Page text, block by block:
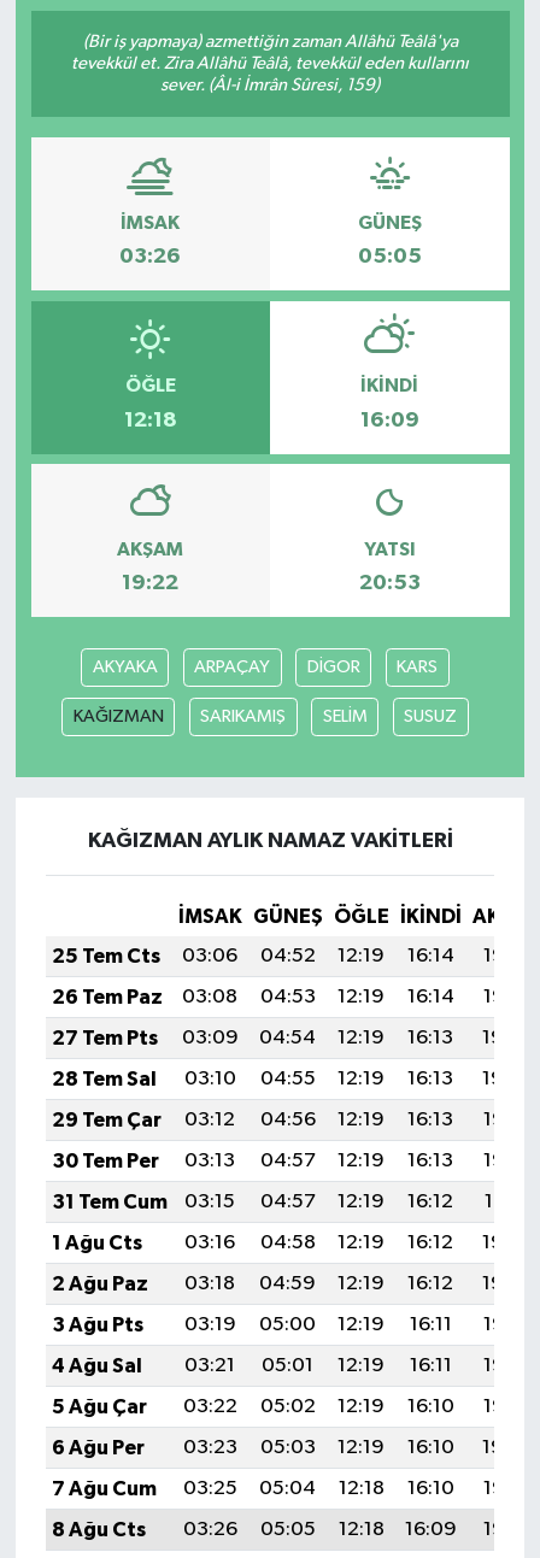
(Bir iş yapmaya) azmettiğin zaman Allâhü Teâlâ'ya
tevekkül et. Zira Allâhü Teâlâ, tevekkül eden kullarını
sever. (Âl-i İmrân Sûresi, 159)
İMSAK
03:26
GÜNEŞ
05:05
ÖĞLE
12:18
İKINDI
16:09
AKŞAM
19:22
YATSI
20:53
AKYAKA ARPAÇAY DİGOR KARS
KAĞIZMAN SARIKAMIŞ SELİM SUSUZ
KAĞIZMAN AYLIK NAMAZ VAKITLERI
İMSAK GÜNEŞ ÖĞLE İKINDI
25 Tem Cts
03:06 04:52 12:19 16:14
19:36
26 Tem Paz
03:08 04:53 12:19 16:14
19:35
27 Tem Pts
03:09 04:54 12:19 16:13
19:34
28 Tem Sal
03:10 04:55 12:19 16:13
19:34
29 Tem Çar
03:12 04:56 12:19 16:13
19:33
30 Tem Per
03:13 04:57 12:19 16:13
19:32
31 Tem Cum
03:15 04:57 12:19 16:12
19:31
1 Ağu Cts
03:16 04:58 12:19 16:12
19:30
2 Ağu Paz
03:18 04:59 12:19 16:12
19:29
3 Ağu Pts
03:19 05:00 12:19 16:11
19:27
4 Ağu Sal
03:21 05:01 12:19 16:11
19:26
5 Ağu Çar
03:22 05:02 12:19 16:10
19:25
6 Ağu Per
03:23 05:03 12:19 16:10
19:24
7 Ağu Cum
03:25 05:04 12:18 16:10
19:23
8 Ağu Cts
03:26 05:05 12:18 16:09
19:22